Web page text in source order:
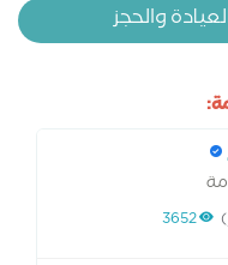
والحجز
3652